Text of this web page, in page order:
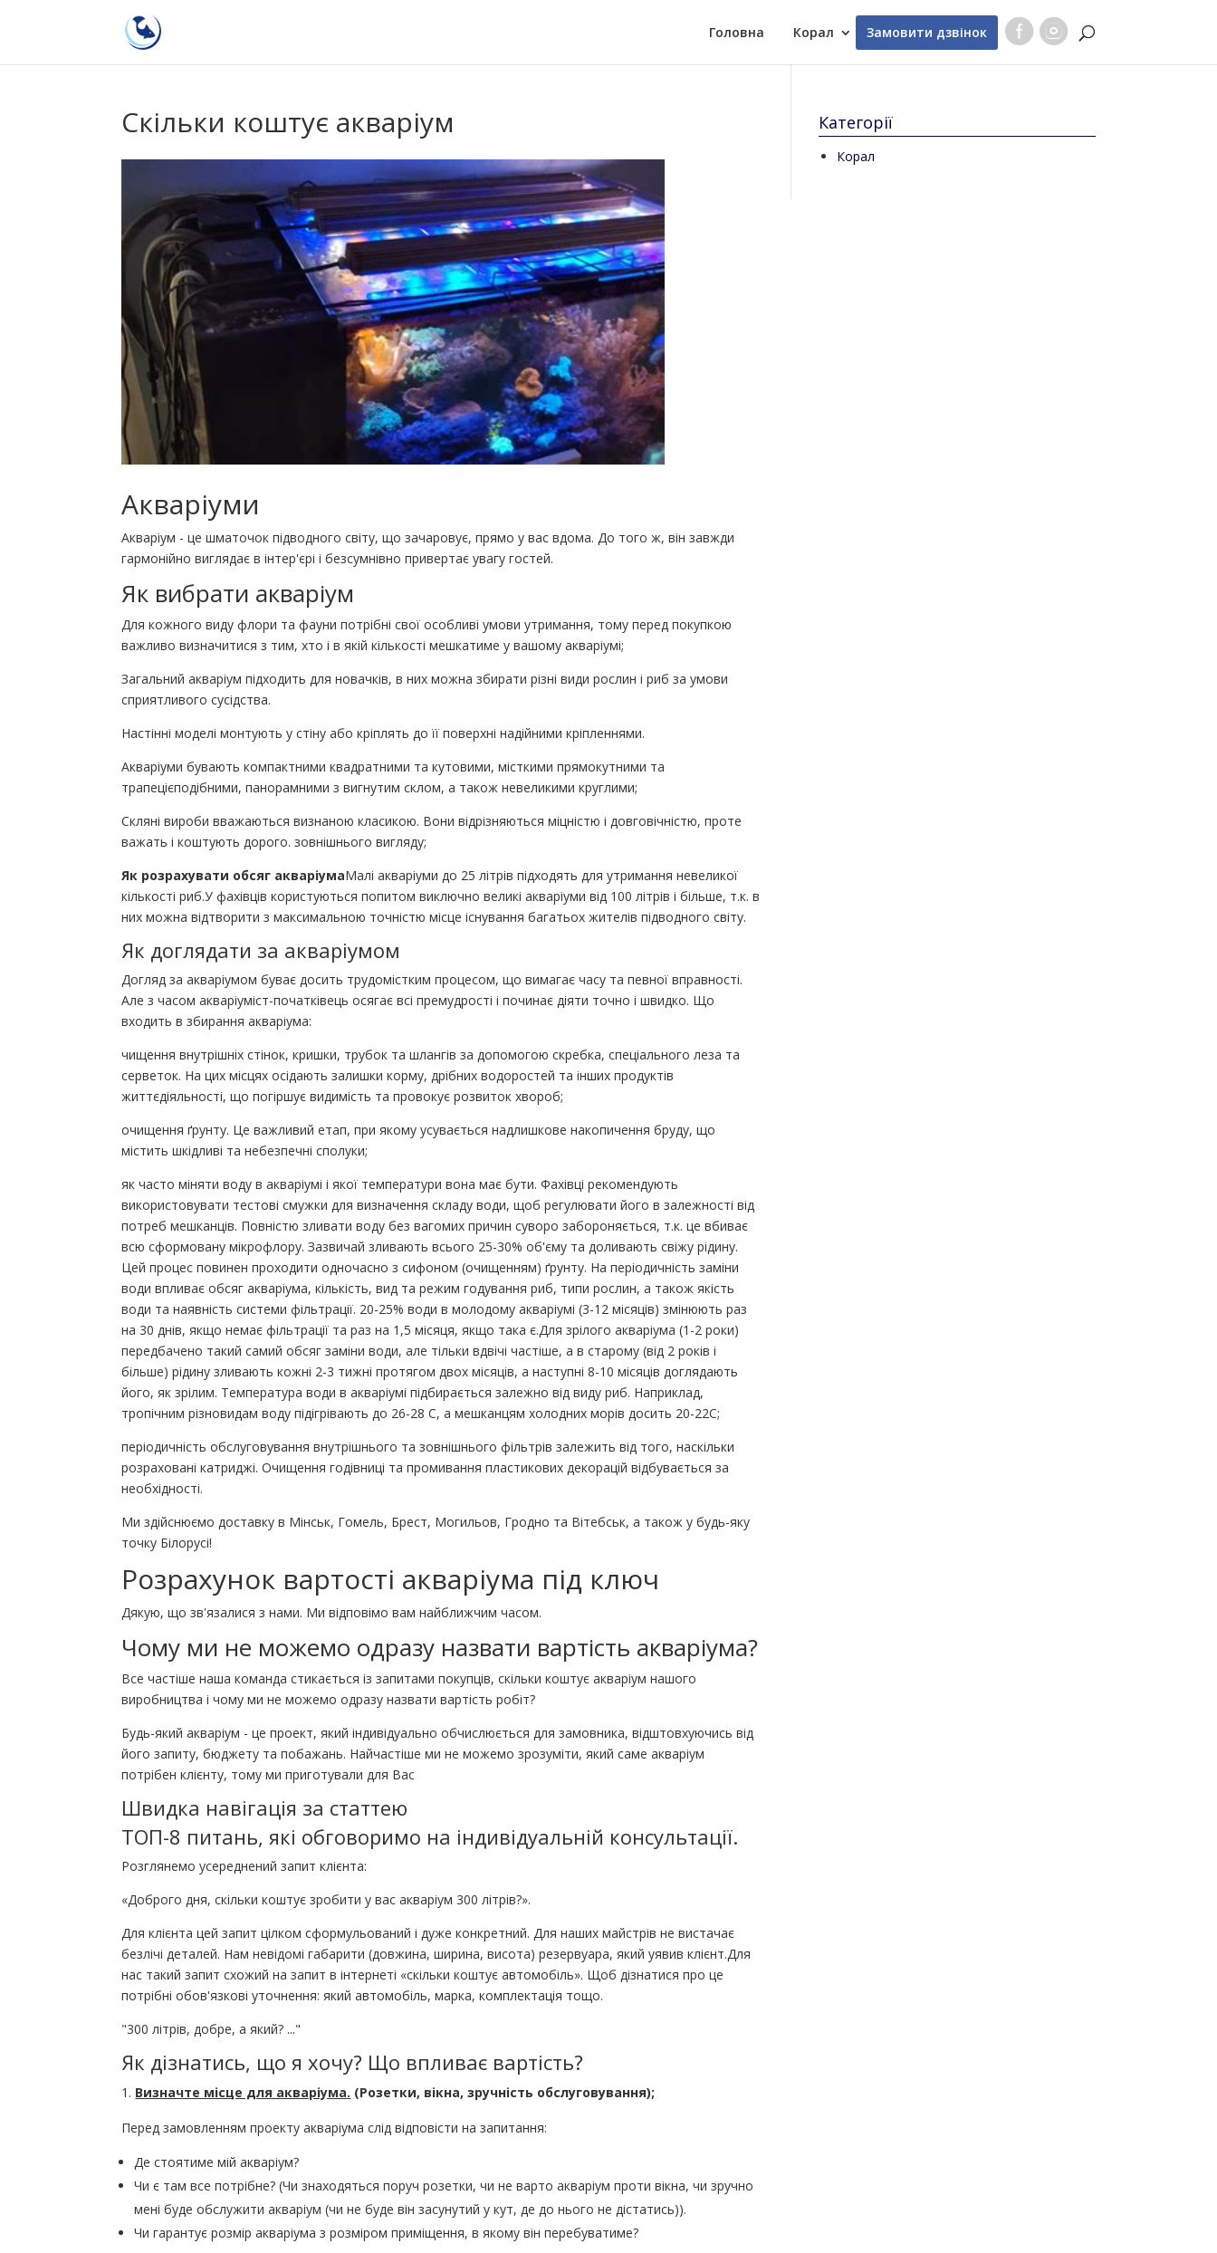
Головна Корал Замовити дзвінок
Скільки коштує акваріум
Акваріуми
Акваріум - це шматочок підводного світу, що зачаровує, прямо у вас вдома. До того ж, він завжди
гармонійно виглядає в інтер'єрі і безсумнівно привертає увагу гостей.
Як вибрати акваріум
Для кожного виду флори та фауни потрібні свої особливі умови утримання, тому перед покупкою
важливо визначитися з тим, хто і в якій кількості мешкатиме у вашому акваріумі;
Загальний акваріум підходить для новачків, в них можна збирати різні види рослин і риб за умови
сприятливого сусідства.
Настінні моделі монтують у стіну або кріплять до її поверхні надійними кріпленнями.
Акваріуми бувають компактними квадратними та кутовими, місткими прямокутними та
трапецієподібними, панорамними з вигнутим склом, а також невеликими круглими;
Скляні вироби вважаються визнаною класикою. Вони відрізняються міцністю і довговічністю, проте
важать і коштують дорого. зовнішнього вигляду;
Як розрахувати обсяг акваріумаМалі акваріуми до 25 літрів підходять для утримання невеликої
кількості риб.У фахівців користуються попитом виключно великі акваріуми від 100 літрів і більше, т.к. в
них можна відтворити з максимальною точністю місце існування багатьох жителів підводного світу.
Як доглядати за акваріумом
Догляд за акваріумом буває досить трудомістким процесом, що вимагає часу та певної вправності.
Але з часом акваріуміст-початківець осягає всі премудрості і починає діяти точно і швидко. Що
входить в збирання акваріума:
чищення внутрішніх стінок, кришки, трубок та шлангів за допомогою скребка, спеціального леза та
серветок. На цих місцях осідають залишки корму, дрібних водоростей та інших продуктів
життєдіяльності, що погіршує видимість та провокує розвиток хвороб;
очищення ґрунту. Це важливий етап, при якому усувається надлишкове накопичення бруду, що
містить шкідливі та небезпечні сполуки;
як часто міняти воду в акваріумі і якої температури вона має бути. Фахівці рекомендують
використовувати тестові смужки для визначення складу води, щоб регулювати його в залежності від
потреб мешканців. Повністю зливати воду без вагомих причин суворо забороняється, т.к. це вбиває
всю сформовану мікрофлору. Зазвичай зливають всього 25-30% об'єму та доливають свіжу рідину.
Цей процес повинен проходити одночасно з сифоном (очищенням) ґрунту. На періодичність заміни
води впливає обсяг акваріума, кількість, вид та режим годування риб, типи рослин, а також якість
води та наявність системи фільтрації. 20-25% води в молодому акваріумі (3-12 місяців) змінюють раз
на 30 днів, якщо немає фільтрації та раз на 1,5 місяця, якщо така є.Для зрілого акваріума (1-2 роки)
передбачено такий самий обсяг заміни води, але тільки вдвічі частіше, а в старому (від 2 років і
більше) рідину зливають кожні 2-3 тижні протягом двох місяців, а наступні 8-10 місяців доглядають
його, як зрілим. Температура води в акваріумі підбирається залежно від виду риб. Наприклад,
тропічним різновидам воду підігрівають до 26-28 С, а мешканцям холодних морів досить 20-22С;
періодичність обслуговування внутрішнього та зовнішнього фільтрів залежить від того, наскільки
розраховані катриджі. Очищення годівниці та промивання пластикових декорацій відбувається за
необхідності.
Ми здійснюємо доставку в Мінськ, Гомель, Брест, Могильов, Гродно та Вітебськ, а також у будь-яку
точку Білорусі!
Розрахунок вартості акваріума під ключ
Дякую, що зв'язалися з нами. Ми відповімо вам найближчим часом.
Чому ми не можемо одразу назвати вартість акваріума?
Все частіше наша команда стикається із запитами покупців, скільки коштує акваріум нашого
виробництва і чому ми не можемо одразу назвати вартість робіт?
Будь-який акваріум - це проект, який індивідуально обчислюється для замовника, відштовхуючись від
його запиту, бюджету та побажань. Найчастіше ми не можемо зрозуміти, який саме акваріум
потрібен клієнту, тому ми приготували для Вас
Швидка навігація за статтею
ТОП-8 питань, які обговоримо на індивідуальній консультації.
Розглянемо усереднений запит клієнта:
«Доброго дня, скільки коштує зробити у вас акваріум 300 літрів?».
Для клієнта цей запит цілком сформульований і дуже конкретний. Для наших майстрів не вистачає
безлічі деталей. Нам невідомі габарити (довжина, ширина, висота) резервуара, який уявив клієнт.Для
нас такий запит схожий на запит в інтернеті «скільки коштує автомобіль». Щоб дізнатися про це
потрібні обов'язкові уточнення: який автомобіль, марка, комплектація тощо.
"300 літрів, добре, а який? ..."
Як дізнатись, що я хочу? Що впливає вартість?
Визначте місце для акваріума. (Розетки, вікна, зручність обслуговування);
Перед замовленням проекту акваріума слід відповісти на запитання:
Де стоятиме мій акваріум?
Чи є там все потрібне? (Чи знаходяться поруч розетки, чи не варто акваріум проти вікна, чи зручно
мені буде обслужити акваріум (чи не буде він засунутий у кут, де до нього не дістатись)).
Чи гарантує розмір акваріума з розміром приміщення, в якому він перебуватиме?
Категорії
Корал